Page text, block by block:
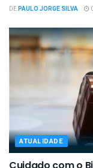
DEPAULO JORGE SILVA
ATUALIDADE
Cuidado com o